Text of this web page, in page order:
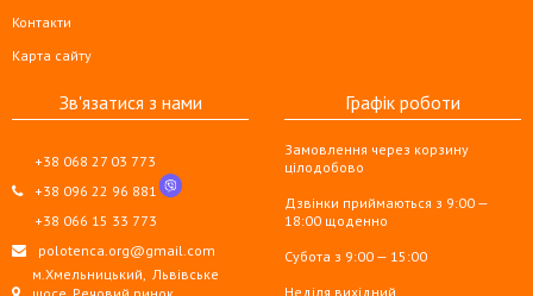
Контакти
Карта сайту
Зв'язатися з нами
+38 068 27 03 773
+38 096 22 96 881
+38 066 15 33 773
polotenca.org@gmail.com
м.Хмельницький, Львівське
Графік роботи
Замовлення через корзину
цілодобово
Дзвінки приймаються з 9:00 —
18:00 щоденно
Субота з 9:00 — 15:00
Неділя вихідний